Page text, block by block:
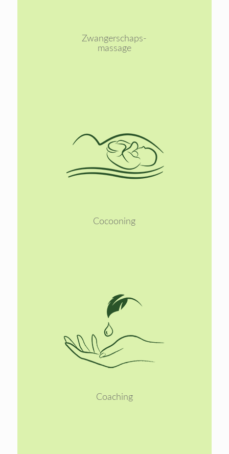
Zwangerschaps-
massage
Lees
meer
Cocooning
Lees
meer
Coaching